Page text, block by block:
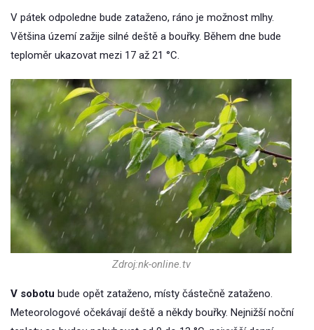
V pátek odpoledne bude zataženo, ráno je možnost mlhy.
Většina území zažije silné deště a bouřky. Během dne bude
teploměr ukazovat mezi 17 až 21 °C.
Zdroj:nk-online.tv
V sobotu bude opět zataženo, místy částečně zataženo.
Meteorologové očekávají deště a někdy bouřky. Nejnižší noční